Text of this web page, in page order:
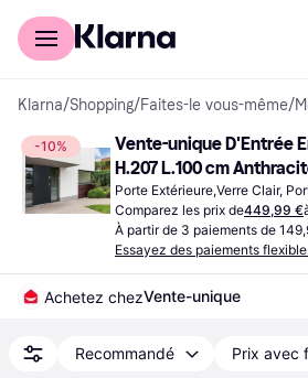
Acheter avec Klarna
Klarna/Shopping/Faites-le vous-même/
-10%
Vente-unique D'Entrée
H.207 L.100 cm
Extérieure Verre Clair
Porte Extérieure,Verre Clair,
Comparez les prix de449,99 €
À partir de 3 paiements de
Essayez des paiements
Achetez chezVente-unique
Recommandé Prix avec